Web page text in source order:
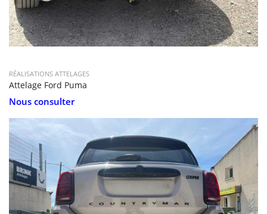
RÉALISATIONS ATTELAGES
Attelage Ford Puma
Nous consulter